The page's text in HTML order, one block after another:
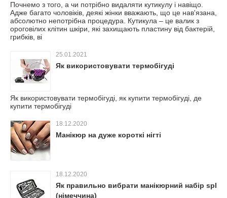
Почнемо з того, а чи потрібно видаляти кутикулу і навіщо.
Адже багато чоловіків, деякі жінки вважають, що це нав'язана,
абсолютно непотрібна процедура. Кутикула – це валик з
ороговілих клітин шкіри, які захищають пластину від бактерій,
грибків, ві
25.01.2021
Як використовувати термобігуді
Як використовувати термобігуді, як купити термобігуді, де
купити термобігуді
18.12.2020
Манікюр на дуже короткі нігті
18.12.2020
Як правильно вибрати манікюрний набір spl
(німеччина)